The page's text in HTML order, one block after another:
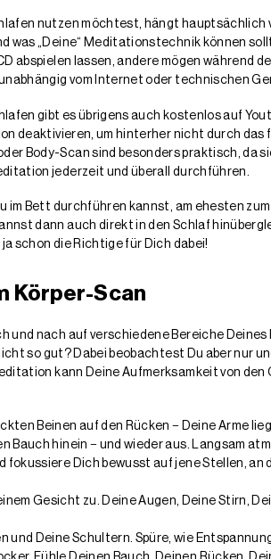
nutzen möchtest, hängt hauptsächlich
was „Deine“ Meditationstechnik können
abspielen lassen, andere mögen während
vom Internet oder technischen
gibt es übrigens auch kostenlos auf
deaktivieren, um hinterher nicht durch das
Body-Scan sind besonders praktisch, da
jederzeit und überall durchführen.
im Bett durchführen kannst, am ehesten
dann auch direkt in den Schlaf
schon die Richtige für Dich dabei!
Körper-Scan
und nach auf verschiedene Bereiche Deines
so gut? Dabei beobachtest Du aber nur
kann Deine Aufmerksamkeit von
Beinen auf den Rücken − Deine Arme
Bauch hinein − und wieder aus. Langsam
fokussiere Dich bewusst auf jene Stellen,
Gesicht zu. Deine Augen, Deine Stirn,
und Deine Schultern. Spüre, wie